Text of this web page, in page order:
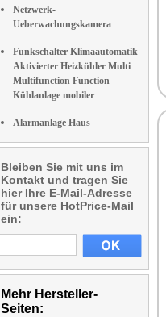
Netzwerk-
Ueberwachungskamera
Funkschalter Klimaautomatik
Aktivierter Heizkühler Multi
Multifunction Function
Kühlanlage mobiler
Alarmanlage Haus
Bleiben Sie mit uns im
Kontakt und tragen Sie
hier Ihre E-Mail-Adresse
für unsere HotPrice-Mail
ein:
Mehr Hersteller-
Seiten: